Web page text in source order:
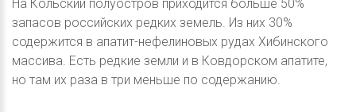
На Кольский полуостров приходится больше 50%
запасов российских редких земель. Из них 30%
содержится в апатит-нефелиновых рудах Хибинского
массива. Есть редкие земли и в Ковдорском апатите,
но там их раза в три меньше по содержанию.